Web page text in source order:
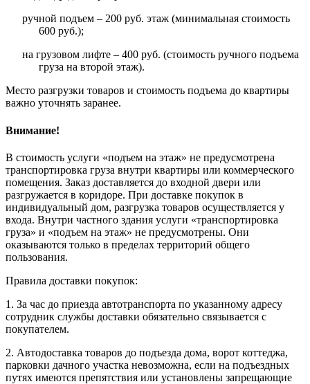
ручной подъем – 200 руб. этаж (минимальная стоимость
600 руб.);
на грузовом лифте – 400 руб. (стоимость ручного подъема
груза на второй этаж).
Место разгрузки товаров и стоимость подъема до квартиры
важно уточнять заранее.
Внимание!
В стоимость услуги «подъем на этаж» не предусмотрена
транспортировка груза внутри квартиры или коммерческого
помещения. Заказ доставляется до входной двери или
разгружается в коридоре. При доставке покупок в
индивидуальный дом, разгрузка товаров осуществляется у
входа. Внутри частного здания услуги «транспортировка
груза» и «подъем на этаж» не предусмотрены. Они
оказываются только в пределах территорий общего
пользования.
Правила доставки покупок:
1. За час до приезда автотранспорта по указанному адресу
сотрудник службы доставки обязательно связывается с
покупателем.
2. Автодоставка товаров до подъезда дома, ворот коттеджа,
парковки дачного участка невозможна, если на подъездных
путях имеются препятствия или установлены запрещающие